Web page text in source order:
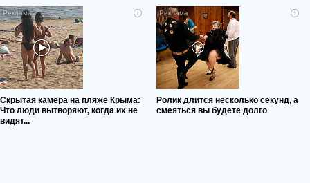
i
Скрытая камера на пляже Крыма:
Что люди вытворяют, когда их не
видят...
i
Ролик длится несколько секунд, а
смеяться вы будете долго